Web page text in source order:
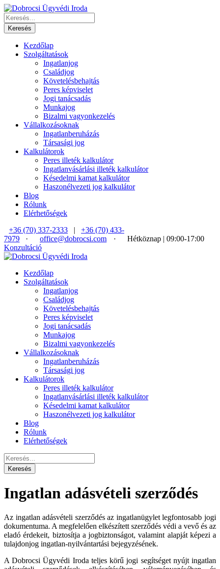
Kezdőlap
Szolgáltatások
Ingatlanjog
Családjog
Követelésbehajtás
Peres képviselet
Jogi tanácsadás
Munkajog
Bizalmi vagyonkezelés
Vállalkozásoknak
Ingatlanberuházás
Társasági jog
Kalkulátorok
Peres illeték kalkulátor
Ingatlanvásárlási illeték kalkulátor
Késedelmi kamat kalkulátor
Haszonélvezeti jog kalkulátor
Blog
Rólunk
Elérhetőségek
+36 (70) 337-2333
|
+36 (70) 433-
7979
· office@dobrocsi.com ·
Hétköznap | 09:00-17:00
Konzultáció
Kezdőlap
Szolgáltatások
Ingatlanjog
Családjog
Követelésbehajtás
Peres képviselet
Jogi tanácsadás
Munkajog
Bizalmi vagyonkezelés
Vállalkozásoknak
Ingatlanberuházás
Társasági jog
Kalkulátorok
Peres illeték kalkulátor
Ingatlanvásárlási illeték kalkulátor
Késedelmi kamat kalkulátor
Haszonélvezeti jog kalkulátor
Blog
Rólunk
Elérhetőségek
Ingatlan adásvételi szerződés
Az ingatlan adásvételi szerződés az ingatlanügylet legfontosabb jogi
dokumentuma. A megfelelően elkészített szerződés védi a vevő és az
eladó érdekeit, biztosítja a jogbiztonságot, valamint alapját képezi a
tulajdonjog ingatlan-nyilvántartási bejegyzésének.
A Dobrocsi Ügyvédi Iroda teljes körű jogi segítséget nyújt ingatlan